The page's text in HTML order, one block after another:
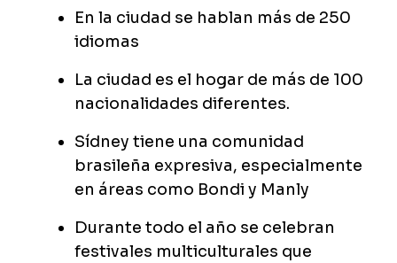
En la ciudad se hablan más de 250
idiomas
La ciudad es el hogar de más de 100
nacionalidades diferentes.
Sídney tiene una comunidad
brasileña expresiva, especialmente
en áreas como Bondi y Manly
Durante todo el año se celebran
festivales multiculturales que